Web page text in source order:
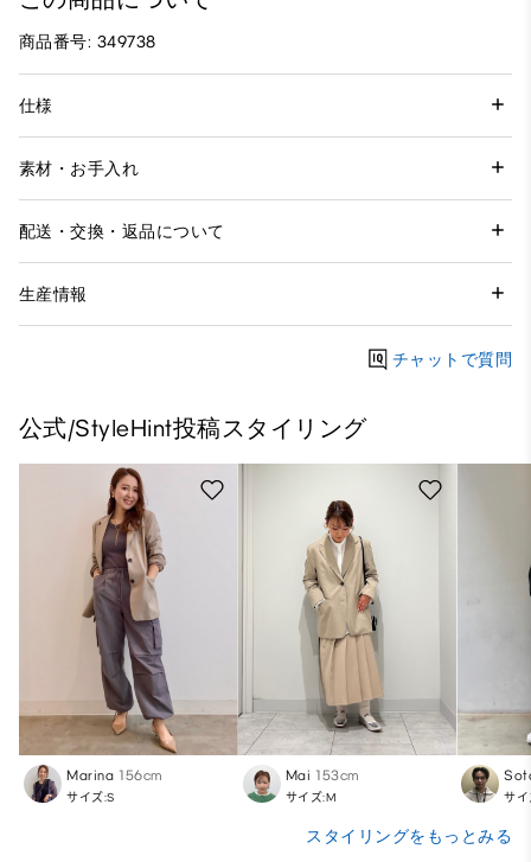
商品番号: 349738
仕様
素材・お手入れ
配送・交換・返品について
生産情報
チャットで質問
公式/StyleHint投稿スタイリング
Marina 156cm
サイズ:S
Mai 153cm
サイズ:M サ
スタイリングをもっとみる